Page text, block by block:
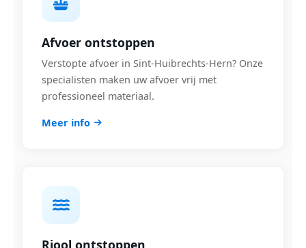
Afvoer ontstoppen
Verstopte afvoer in Sint-Huibrechts-Hern? Onze
specialisten maken uw afvoer vrij met
professioneel materiaal.
Meer info
Riool ontstoppen